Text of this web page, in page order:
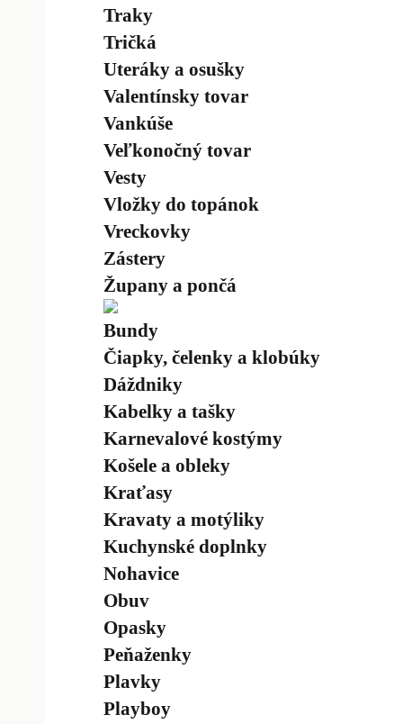
Traky
Tričká
Uteráky a osušky
Valentínsky tovar
Vankúše
Veľkonočný tovar
Vesty
Vložky do topánok
Vreckovky
Zástery
Župany a pončá
Bundy
Čiapky, čelenky a klobúky
Dáždniky
Kabelky a tašky
Karnevalové kostýmy
Košele a obleky
Kraťasy
Kravaty a motýliky
Kuchynské doplnky
Nohavice
Obuv
Opasky
Peňaženky
Plavky
Playboy